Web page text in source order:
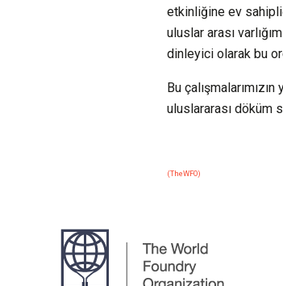
etkinliğine ev
uluslar arası
dinleyici olarak bu
Bu
uluslararası döküm
(TheWFO)